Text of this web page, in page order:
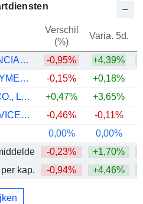
Verschil
(%)
Varia. 5d.
CAPITAL ONE FINANCIAL CORPORATION -0,95% +4,39%
SBI CARDS AND PAYMENT SERVICES LIMITED
-0,15% +0,18%
PREMIUM GROUP CO., LTD.
+0,47% +3,65%
AEON CREDIT SERVICE (ASIA) COMPANY LIMITED
-0,46% -0,11%
0,00% 0,00%
-0,23% +1,70%
kap.
-0,94% +4,46%